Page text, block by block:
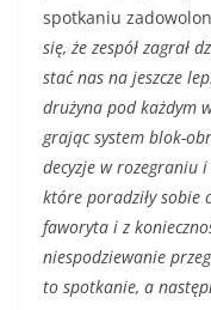
spotkaniu
się, że zespół zagrał
stać nas na jeszcze
drużyna pod każdym
grając system blok-
decyzje w rozegraniu
które poradziły sobie
faworyta i z
niespodziewanie
to spotkanie, a